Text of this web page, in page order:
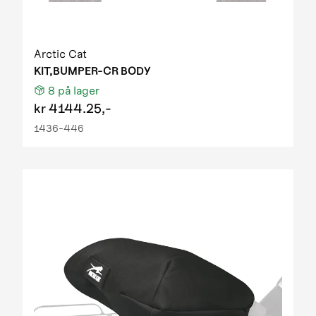
Arctic Cat
KIT,BUMPER-CR BODY
8 på lager
kr4144.25,-
1436-446